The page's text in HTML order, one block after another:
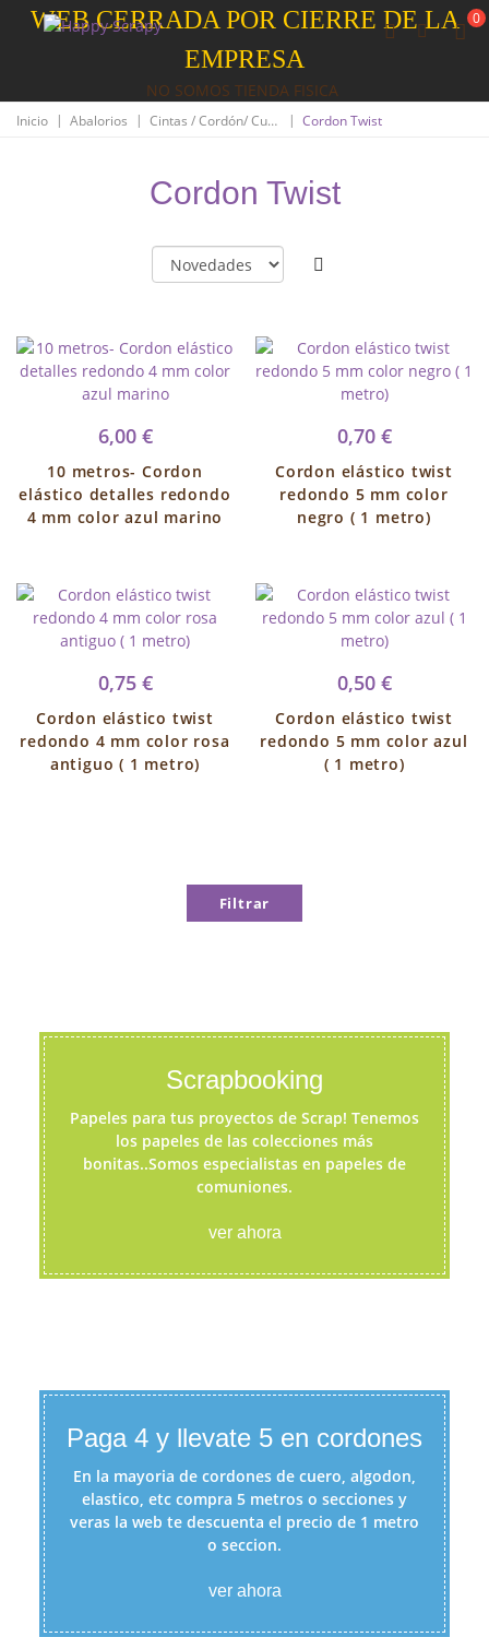
WEB CERRADA POR CIERRE DE LA
EMPRESA
NO SOMOS TIENDA FISICA
0
Inicio | Abalorios | Cintas / Cordón/ Cuero | Cordon Twist
Cordon Twist
6,00 €
10 metros- Cordon
elástico detalles redondo
4 mm color azul marino
0,70 €
Cordon elástico twist
redondo 5 mm color
negro ( 1 metro)
0,75 €
Cordon elástico twist
redondo 4 mm color rosa
antiguo ( 1 metro)
0,50 €
Cordon elástico twist
redondo 5 mm color azul
( 1 metro)
Filtrar
Scrapbooking
Papeles para tus proyectos de Scrap! Tenemos
los papeles de las colecciones más
bonitas..Somos especialistas en papeles de
comuniones.
ver ahora
Paga 4 y llevate 5 en cordones
En la mayoria de cordones de cuero, algodon,
elastico, etc compra 5 metros o secciones y
veras la web te descuenta el precio de 1 metro
o seccion.
ver ahora